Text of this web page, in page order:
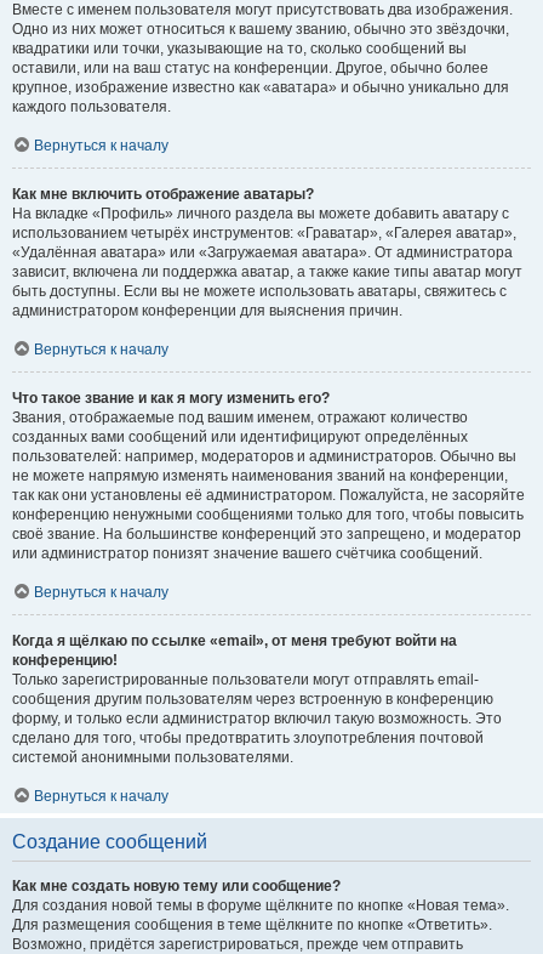
Вместе с именем пользователя могут присутствовать два изображения.
Одно из них может относиться к вашему званию, обычно это звёздочки,
квадратики или точки, указывающие на то, сколько сообщений вы
оставили, или на ваш статус на конференции. Другое, обычно более
крупное, изображение известно как «аватара» и обычно уникально для
каждого пользователя.
Вернуться к началу
Как мне включить отображение аватары?
На вкладке «Профиль» личного раздела вы можете добавить аватару с
использованием четырёх инструментов: «Граватар», «Галерея аватар»,
«Удалённая аватара» или «Загружаемая аватара». От администратора
зависит, включена ли поддержка аватар, а также какие типы аватар могут
быть доступны. Если вы не можете использовать аватары, свяжитесь с
администратором конференции для выяснения причин.
Вернуться к началу
Что такое звание и как я могу изменить его?
Звания, отображаемые под вашим именем, отражают количество
созданных вами сообщений или идентифицируют определённых
пользователей: например, модераторов и администраторов. Обычно вы
не можете напрямую изменять наименования званий на конференции,
так как они установлены её администратором. Пожалуйста, не засоряйте
конференцию ненужными сообщениями только для того, чтобы повысить
своё звание. На большинстве конференций это запрещено, и модератор
или администратор понизят значение вашего счётчика сообщений.
Вернуться к началу
Когда я щёлкаю по ссылке «email», от меня требуют войти на
конференцию!
Только зарегистрированные пользователи могут отправлять email-
сообщения другим пользователям через встроенную в конференцию
форму, и только если администратор включил такую возможность. Это
сделано для того, чтобы предотвратить злоупотребления почтовой
системой анонимными пользователями.
Вернуться к началу
Создание сообщений
Как мне создать новую тему или сообщение?
Для создания новой темы в форуме щёлкните по кнопке «Новая тема».
Для размещения сообщения в теме щёлкните по кнопке «Ответить».
Возможно, придётся зарегистрироваться, прежде чем отправить